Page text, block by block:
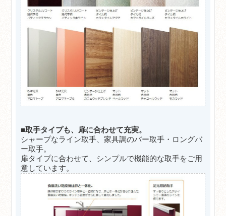
■取手タイプも、扉に合わせて充実。
シャープなライン取手、家具調のバー取手・ロングバ
ー取手。
扉タイプに合わせて、シンプルで機能的な取手をご用
意しています。